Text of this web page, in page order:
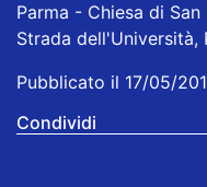
Parma - Chiesa di San
Strada dell'Università,
Pubblicato il 17/05/
Condividi